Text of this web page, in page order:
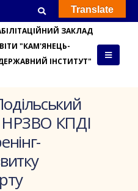
ЗАКЛАД
"КАМ'ЯНЕЦЬ-
ІНСТИТУТ"
НРЗВО КПДІ
Translate